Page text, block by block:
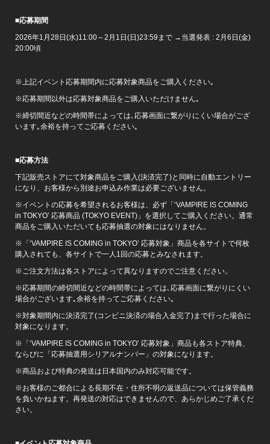
■応募期間
2026年1月28日(水)11:00～2月1日(日)23:59まで →当選発表 : 2月6日(金)
20:00頃
※上記イベント応募期間内に応募対象商品をご購入ください｡
※応募期間以外は応募対象商品をご購入いただけません｡
※締切間近などの時間帯によっては､応募画面に繋がりにくい場合がござ
います｡余裕を持ってご応募ください｡
■応募方法
下記販売ストアにて対象商品をご購入(決済完了)と同時に自動エントリー
になり、お客様から別途お申込み作業は必要ございません。
※イベントの応募を希望されるお客様は、必ず「‘VAMPIRE IS COMING
in TOKYO’ 応募商品 (TOKYO EVENT)」を選択してご購入ください。通常
商品をご購入いただいても応募抽選の対象にはなりません。
※「‘VAMPIRE IS COMING in TOKYO’ 応募対象」商品を各サイトで何枚
購入されても、各サイトで一人1回の応募とみなされます。
※ご注文方法は各ストアによって異なりますのでご注意ください。
※応募期間の締切間近などの時間帯によっては､応募画面に繋がりにくい
場合がございます｡余裕を持ってご応募ください｡
※対象期間内に決済完了(コンビニ決済の場合入金完了)まで行った場合に
対象になります。
※「‘VAMPIRE IS COMING in TOKYO’ 応募対象」商品も各ストア特典、
ならびに「応募抽選用シリアルナンバー」の対象になります。
※商品および特典の発送は日本国内のみ対応可能です。
※お客様のご都合による長期不在・住所不明の返送品については保管義務
を負いかねます。再発送の対応はできませんので、あらかじめご了承くだ
さい。